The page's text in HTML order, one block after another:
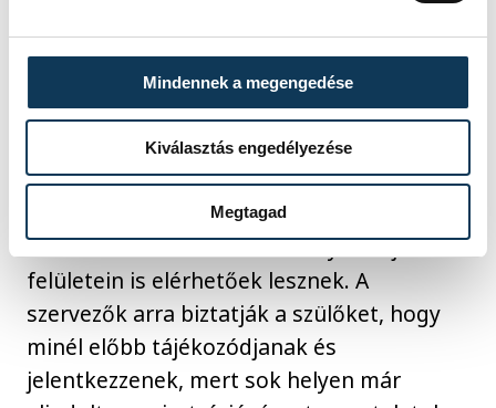
Mindennek a megengedése
Kiválasztás engedélyezése
Megtagad
A táborok listáját és részletes információit
weboldalon is közzéteszik,
valamint az érintett intézmények saját
felületein is elérhetőek lesznek. A
szervezők arra biztatják a szülőket, hogy
minél előbb tájékozódjanak és
jelentkezzenek, mert sok helyen már